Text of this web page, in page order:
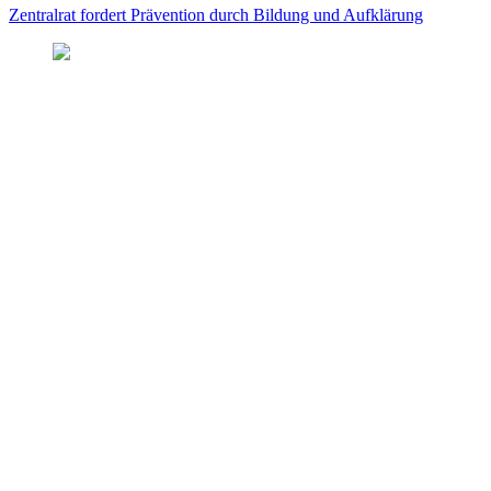
Zentralrat fordert Prävention durch Bildung und Aufklärung